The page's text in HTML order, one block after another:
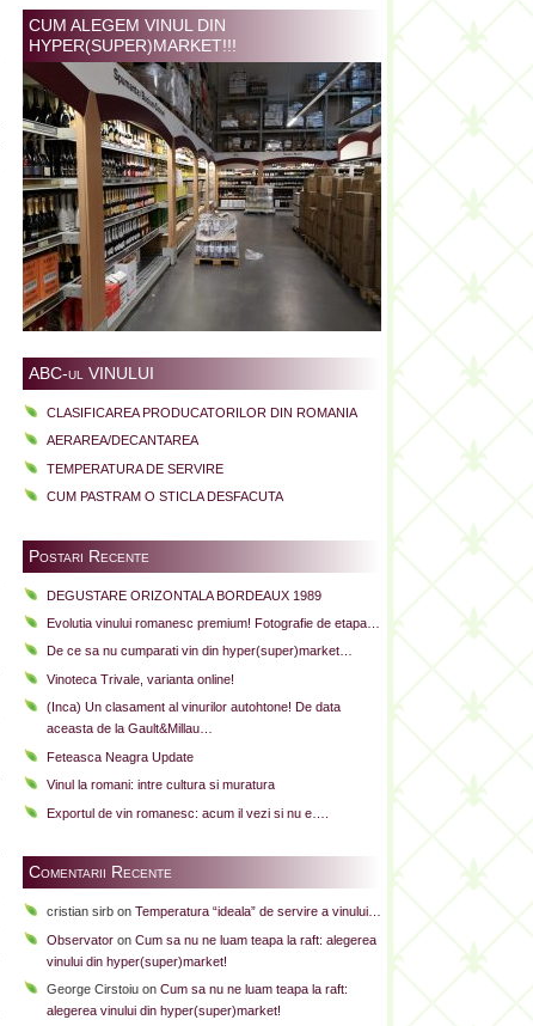
CUM ALEGEM VINUL DIN
HYPER(SUPER)MARKET!!!
ABC-ul VINULUI
CLASIFICAREA PRODUCATORILOR DIN ROMANIA
AERAREA/DECANTAREA
TEMPERATURA DE SERVIRE
CUM PASTRAM O STICLA DESFACUTA
Postari Recente
DEGUSTARE ORIZONTALA BORDEAUX 1989
Evolutia vinului romanesc premium! Fotografie de etapa…
De ce sa nu cumparati vin din hyper(super)market…
Vinoteca Trivale, varianta online!
(Inca) Un clasament al vinurilor autohtone! De data
aceasta de la Gault&Millau…
Feteasca Neagra Update
Vinul la romani: intre cultura si muratura
Exportul de vin romanesc: acum il vezi si nu e….
Comentarii Recente
cristian sirb on Temperatura “ideala” de servire a vinului…
Observator on Cum sa nu ne luam teapa la raft: alegerea
vinului din hyper(super)market!
George Cirstoiu on Cum sa nu ne luam teapa la raft:
alegerea vinului din hyper(super)market!